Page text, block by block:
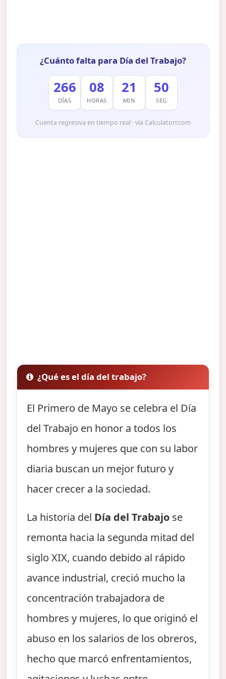
¿Cuánto falta para Día del Trabajo?
266
DÍAS
08
HORAS
21
MIN
49
SEG
Cuenta regresiva en tiempo real · vía Calculatorr.com
¿Qué es el día del trabajo?
El Primero de Mayo se celebra el Día
del Trabajo en honor a todos los
hombres y mujeres que con su labor
diaria buscan un mejor futuro y
hacer crecer a la sociedad.
La historia del Día del Trabajo se
remonta hacia la segunda mitad del
siglo XIX, cuando debido al rápido
avance industrial, creció mucho la
concentración trabajadora de
hombres y mujeres, lo que originó el
abuso en los salarios de los obreros,
hecho que marcó enfrentamientos,